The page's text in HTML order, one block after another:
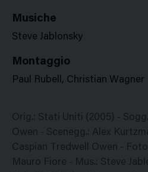
Musiche
Steve Jablonsky
Montaggio
Paul Rubell, Christian Wagner
Orig.: Stati Uniti (2005) -
Owen - Scenegg.: Alex
Caspian Tredwell Owen -
Mauro Fiore - Mus.: Steve